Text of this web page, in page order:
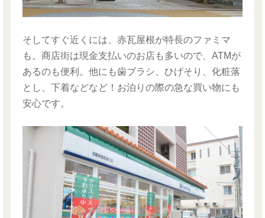
そしてすぐ近くには、赤瓦屋根が特長のファミマ
も。商店街は現金支払いのお店も多いので、ATMが
あるのも便利。他にも歯ブラシ、ひげそり、化粧落
とし、下着などなど！お泊りの際の急な買い物にも
安心です。